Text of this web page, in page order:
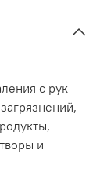
с рук
и